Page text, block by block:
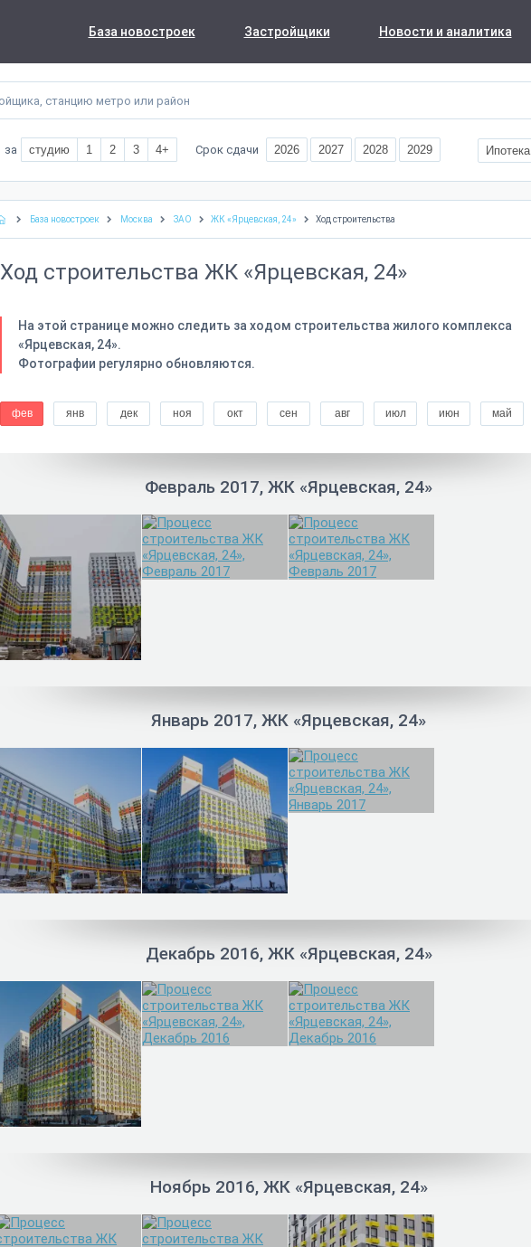
База новостроек Застройщики Новости и аналитика
за студию 1 2 3 4+ Срок сдачи 2026 2027 2028 2029 Ипотека
База новостроек Москва ЗАО ЖК «Ярцевская, 24» Ход строительства
Ход строительства ЖК «Ярцевская, 24»
На этой странице можно следить за ходом строительства жилого комплекса
«Ярцевская, 24».
Фотографии регулярно обновляются.
фев янв дек ноя окт сен авг июл июн май
Февраль 2017, ЖК «Ярцевская, 24»
Январь 2017, ЖК «Ярцевская, 24»
Декабрь 2016, ЖК «Ярцевская, 24»
Ноябрь 2016, ЖК «Ярцевская, 24»